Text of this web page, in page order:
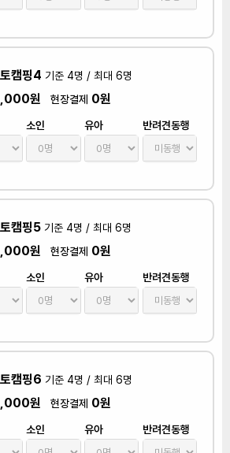
캠핑4 기준 4명 / 최대 6명
원 현장결제 0원
소인 유아 반려견동행
캠핑5 기준 4명 / 최대 6명
원 현장결제 0원
소인 유아 반려견동행
캠핑6 기준 4명 / 최대 6명
원 현장결제 0원
소인 유아 반려견동행